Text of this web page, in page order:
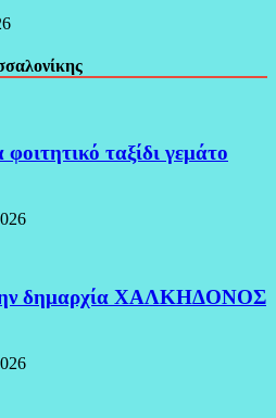
ταξίδι γεμάτο
δημαρχία ΧΑΛΚΗΔΟΝΟΣ